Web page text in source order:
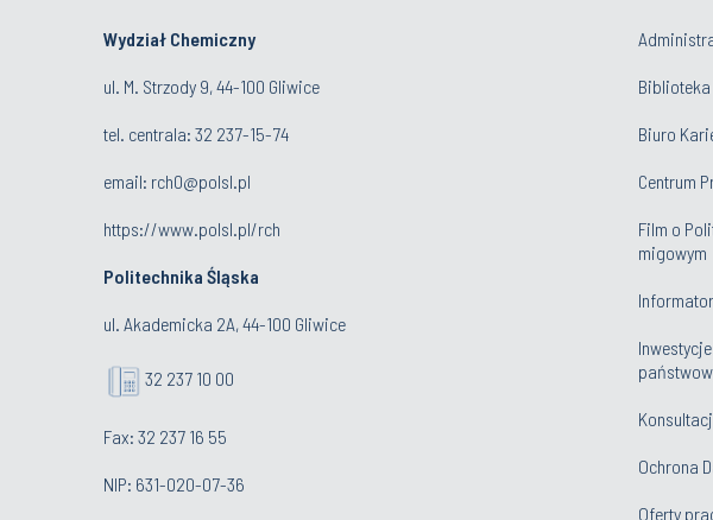
Wydział Chemiczny
ul. M. Strzody 9, 44-100 Gliwice
tel. centrala: 32 237-15-74
email: rch0@polsl.pl
https://www.polsl.pl/rch
Politechnika Śląska
ul. Akademicka 2A, 44-100 Gliwice
32 237 10 00
Fax: 32 237 16 55
NIP: 631-020-07-36
Biblioteka
Biuro
Centrum
Film o
migowym
Ochrona
Oferty